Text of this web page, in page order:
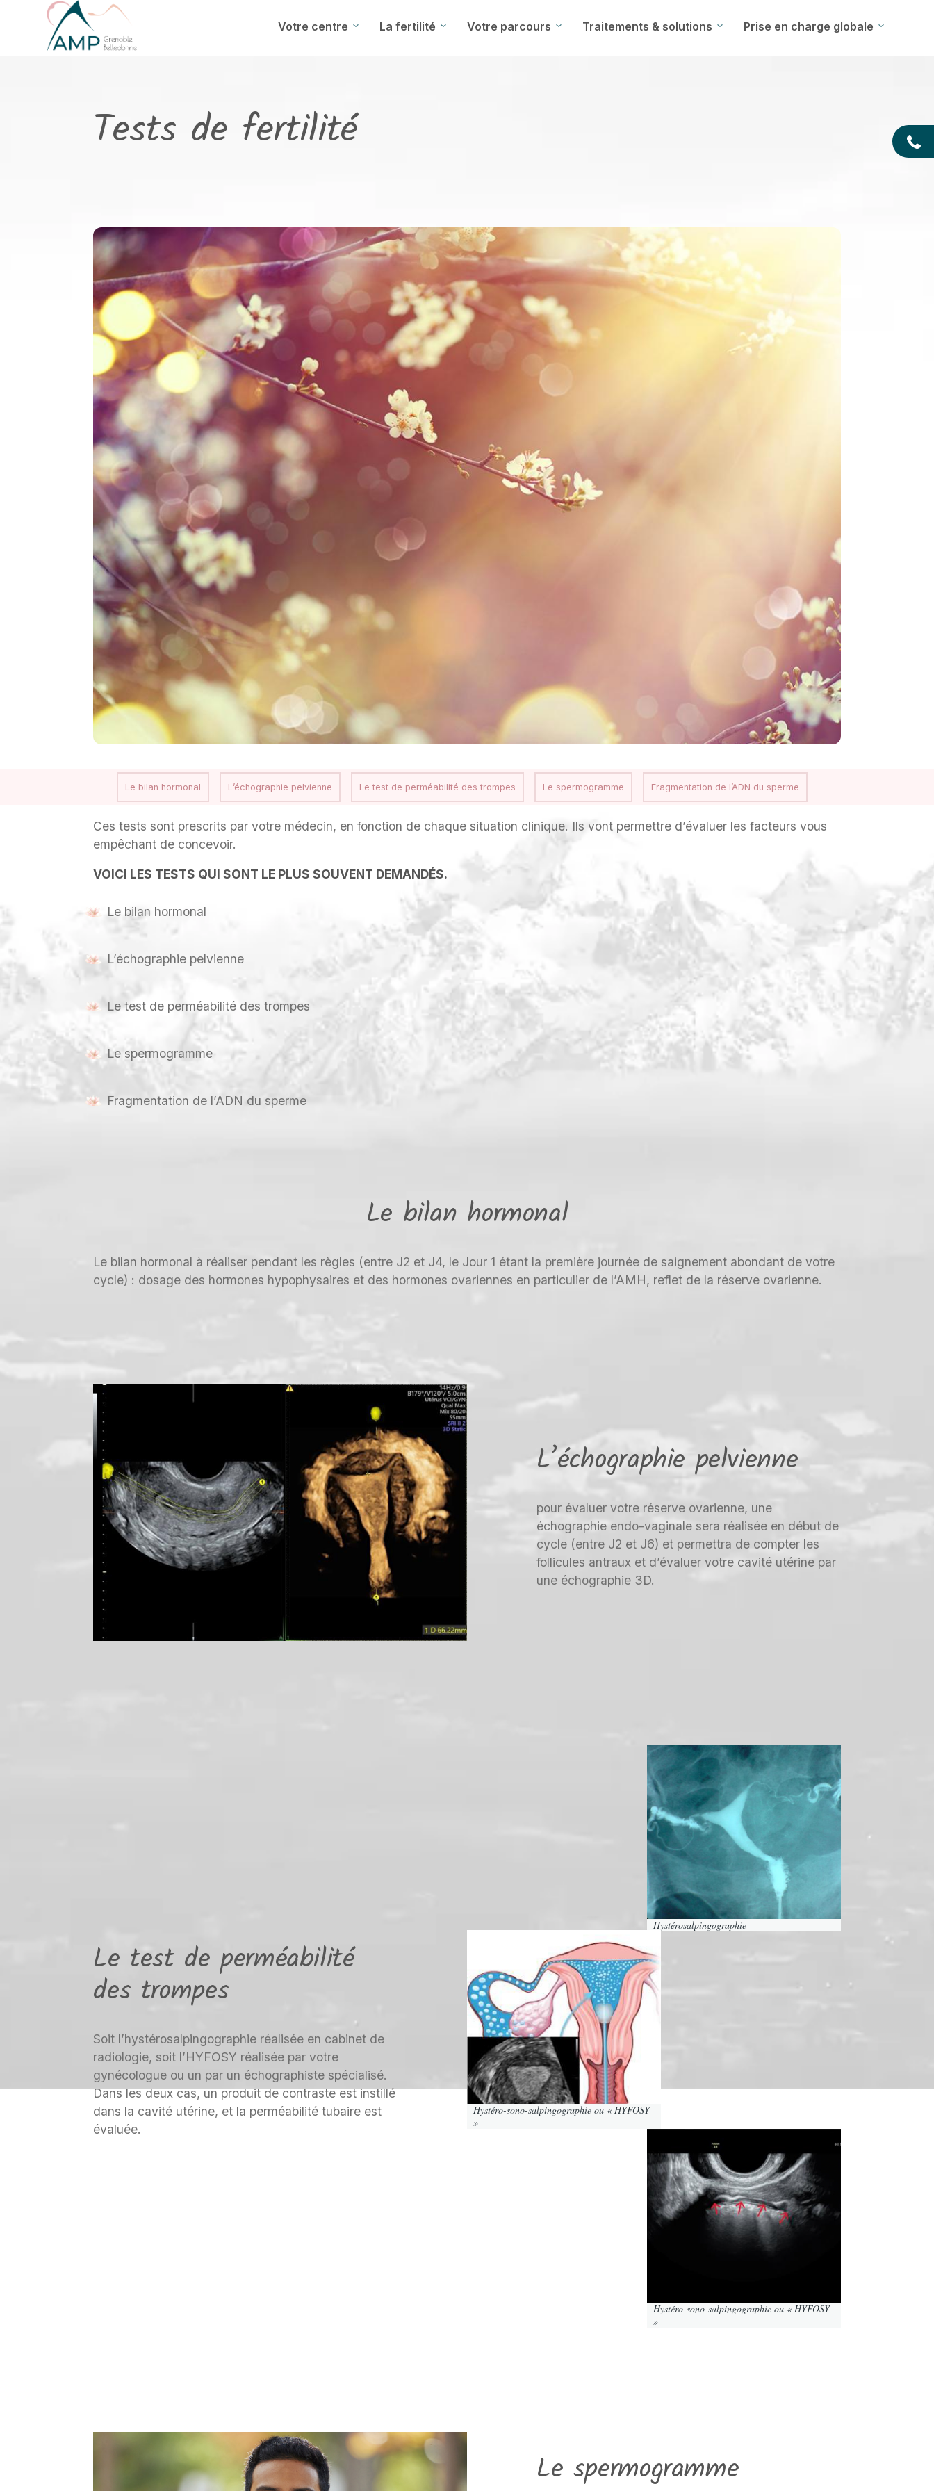
Aller au contenu principal
Votre centre
La fertilité Votre parcours Traitements & solutions Prise en charge globale
Tests de fertilité
Le bilan hormonal L’échographie pelvienne Le test de perméabilité des trompes Le spermogramme Fragmentation de l’ADN du sperme
Ces tests sont prescrits par votre médecin, en fonction de chaque situation clinique. Ils vont permettre d’évaluer les facteurs vous
empêchant de concevoir.
VOICI LES TESTS QUI SONT LE PLUS SOUVENT DEMANDÉS.
Le bilan hormonal
L’échographie pelvienne
Le test de perméabilité des trompes
Le spermogramme
Fragmentation de l’ADN du sperme
Le bilan hormonal
Le bilan hormonal à réaliser pendant les règles (entre J2 et J4, le Jour 1 étant la première journée de saignement abondant de votre
cycle) : dosage des hormones hypophysaires et des hormones ovariennes en particulier de l’AMH, reflet de la réserve ovarienne.
L’échographie pelvienne
pour évaluer votre réserve ovarienne, une
échographie endo-vaginale sera réalisée en début de
cycle (entre J2 et J6) et permettra de compter les
follicules antraux et d’évaluer votre cavité utérine par
une échographie 3D.
Hystérosalpingographie
Hystéro-sono-salpingographie ou « HYFOSY
»
Hystéro-sono-salpingographie ou « HYFOSY
»
Le test de perméabilité
des trompes
Soit l’hystérosalpingographie réalisée en cabinet de
radiologie, soit l’HYFOSY réalisée par votre
gynécologue ou un par un échographiste spécialisé.
Dans les deux cas, un produit de contraste est instillé
dans la cavité utérine, et la perméabilité tubaire est
évaluée.
Le spermogramme